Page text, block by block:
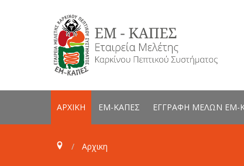
ΑΡΧΙΚΗ ΕΜ-ΚΑΠΕΣ ΕΓΓΡΑΦΗ ΜΕΛΩΝ ΕΜ-
Αρχικη